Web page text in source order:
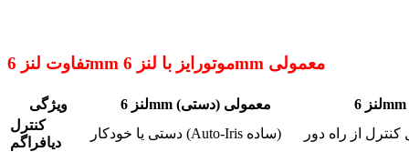
تفاوت لنز 6mm موتورایز با لنز 6mm معمولی
ویژگی
لنز 6mm معمولی (دستی)
کنترل
دیافراگم
دستی یا خودکار (Auto-Iris ساده)
از راه دور